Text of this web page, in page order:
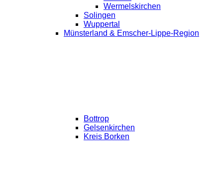
Wermelskirchen
Solingen
Wuppertal
Münsterland & Emscher-Lippe-Region
Bottrop
Gelsenkirchen
Kreis Borken